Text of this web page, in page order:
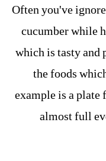
Often you've
cucumber while
which is tasty and
the foods
example is a
almost full